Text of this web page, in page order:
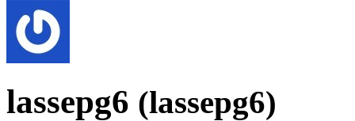
lassepg6 (lassepg6)